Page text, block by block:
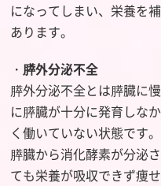
になってしまい、栄養を
あります。
・ 膵外分泌不全
膵外分泌不全とは膵臓に
に膵臓が十分に発育しな
く働いていない状態です。
膵臓から消化酵素が分泌
ても栄養が吸収できず痩